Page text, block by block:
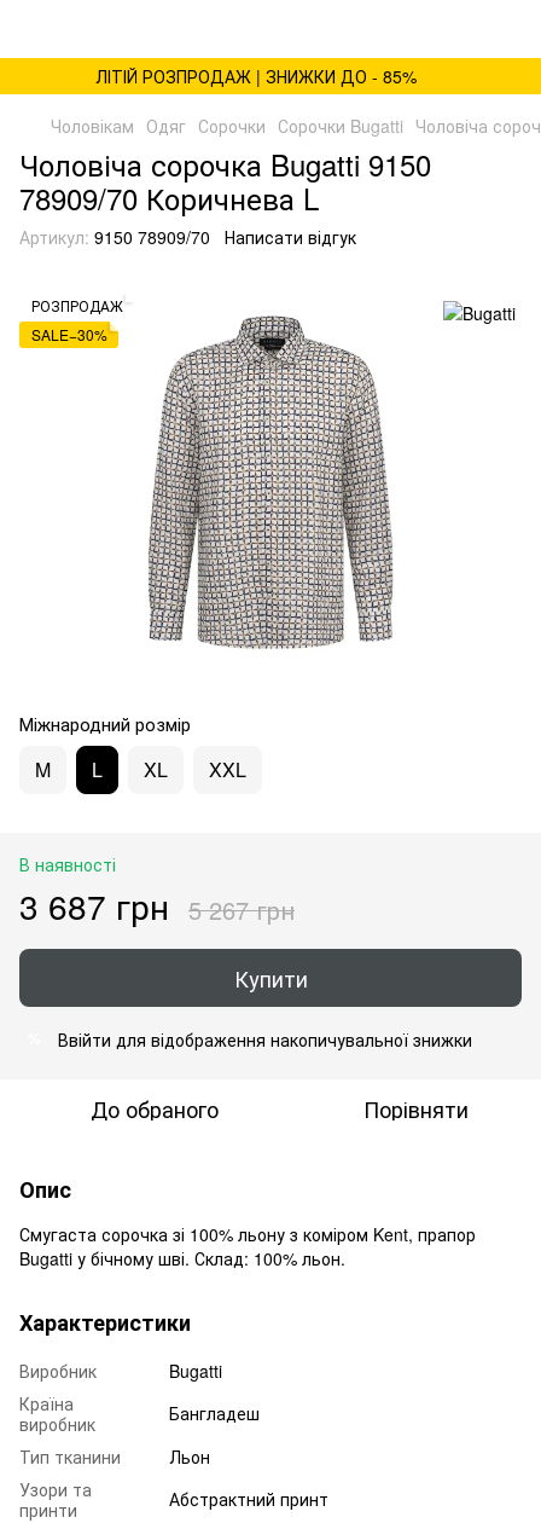
ЛІТІЙ РОЗПРОДАЖ | ЗНИЖКИ ДО - 85%
Чоловікам Одяг Сорочки Сорочки Bugatti Чоловіча
Чоловіча сорочка Bugatti 9150
78909/70 Коричнева L
Артикул: 9150 78909/70 Написати відгук
РОЗПРОДАЖ
SALE−30%
Міжнародний розмір
M L XL XXL
В наявності
3 687 грн 5 267 грн
Купити
Ввійти для відображення накопичувальної знижки
До обраного Порівняти
Опис
Смугаста сорочка зі 100% льону з коміром Kent, прапор
Bugatti у бічному шві. Склад: 100% льон.
Характеристики
Виробник
Bugatti
Країна
виробник
Бангладеш
Тип тканини
Льон
Узори та
принти
Абстрактний принт